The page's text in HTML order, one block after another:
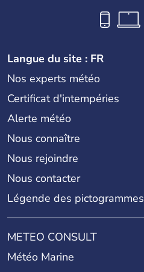
Langue du site : FR
Nos experts météo
Certificat d'intempéries
Alerte météo
Nous connaître
Nous rejoindre
Nous contacter
Légende des pictogrammes
METEO CONSULT
Météo Marine